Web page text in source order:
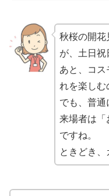
秋桜の開花
が、土日祝
あと、コス
れを楽しむ
でも、普通
来場者は「
ですね。
ときどき、